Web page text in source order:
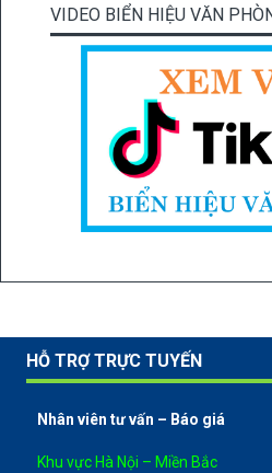
VIDEO BIỂN HIỆU VĂN
HỖ TRỢ TRỰC TUYẾN
Nhân viên tư vấn – Báo giá
Khu vực Hà Nội – Miền Bắc